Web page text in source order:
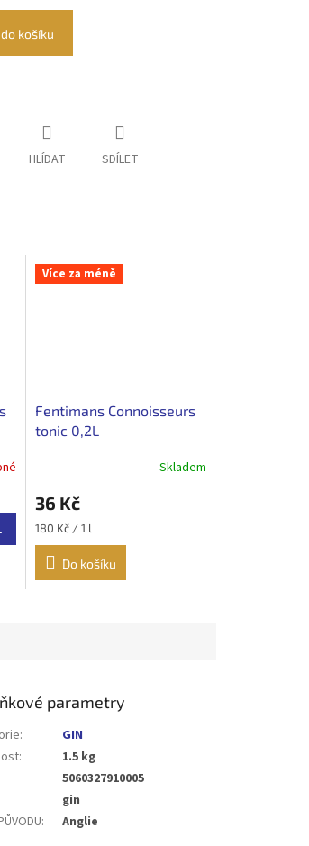
košíku
HLÍDAT SDÍLET
Více za méně
Fentimans Connoisseurs
tonic 0,2L
Skladem
36 Kč
Měrná
cena:
180 Kč / 1 l
Do košíku
parametry
:
GIN
:
1.5 kg
5060327910005
gin
: Anglie